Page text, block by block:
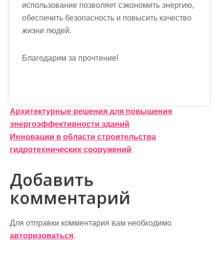
использование позволяет сэкономить энергию,
обеспечить безопасность и повысить качество
жизни людей.
Благодарим за прочтение!
Н
а
в
и
г
а
ц
и
Архитектурные решения для повышения
энергоэффективности зданий
Инновации в области строительства
гидротехнических сооружений
Добавить
комментарий
Для отправки комментария вам необходимо
авторизоваться.